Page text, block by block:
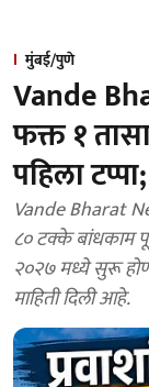
मुंबई/पुणे
Vande
फक्त १
पहिला
Vande Bharat
८० टक्के बांधकाम
२०२७ मध्ये सुरू
माहिती दिली आहे.